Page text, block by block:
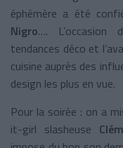
éphémère a été
Nigro…. L’occasion
tendances déco et
cuisine auprès des
design les plus en vue.
Pour la soirée : on a
it-girl slasheuse